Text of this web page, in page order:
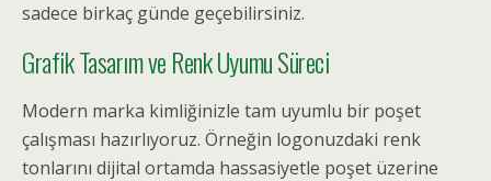
sadece birkaç günde geçebilirsiniz.
Grafik Tasarım ve Renk Uyumu Süreci
Modern marka kimliğinizle tam uyumlu bir poşet
çalışması hazırlıyoruz. Örneğin logonuzdaki renk
tonlarını dijital ortamda hassasiyetle poşet üzerine